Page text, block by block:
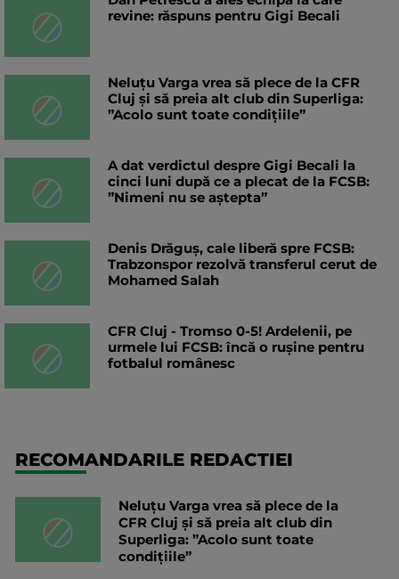
revine: răspuns pentru Gigi Becali
Neluțu Varga vrea să plece de la CFR
Cluj și să preia alt club din Superliga:
”Acolo sunt toate condițiile”
A dat verdictul despre Gigi Becali la
cinci luni după ce a plecat de la FCSB:
”Nimeni nu se aștepta”
Denis Drăguș, cale liberă spre FCSB:
Trabzonspor rezolvă transferul cerut de
Mohamed Salah
CFR Cluj - Tromso 0-5! Ardelenii, pe
urmele lui FCSB: încă o rușine pentru
fotbalul românesc
RECOMANDARILE REDACTIEI
Neluțu Varga vrea să plece de la
CFR Cluj și să preia alt club din
Superliga: ”Acolo sunt toate
condițiile”